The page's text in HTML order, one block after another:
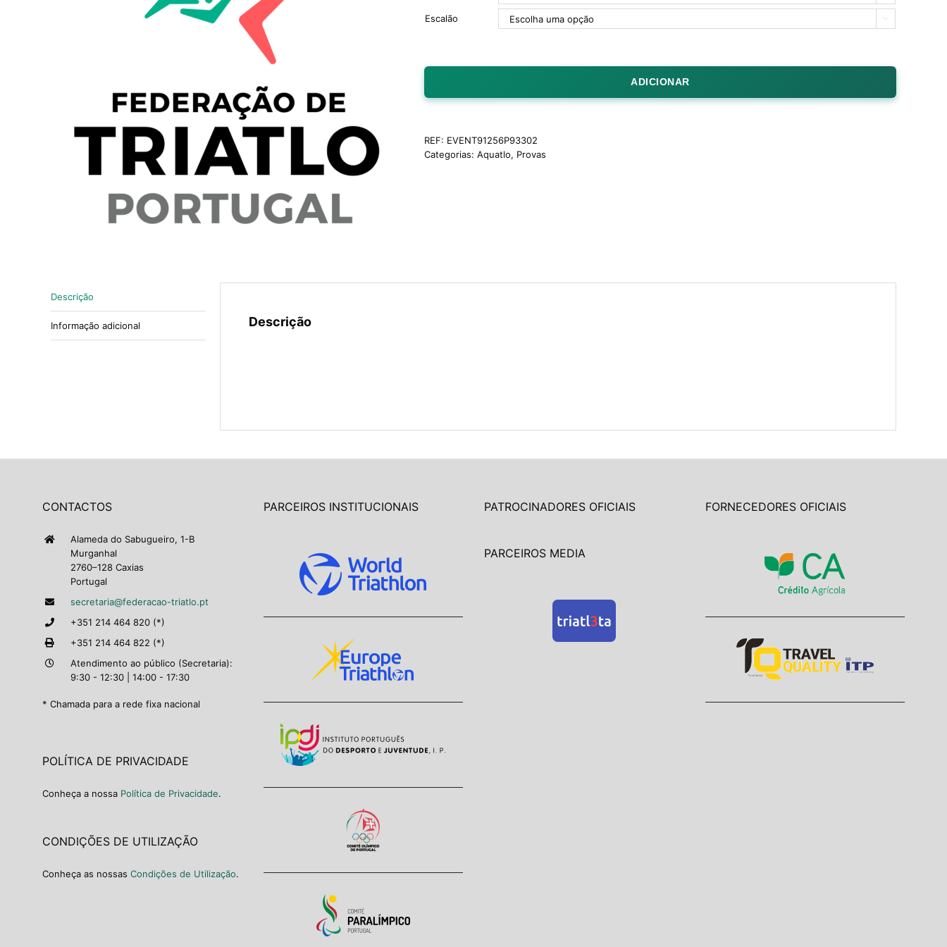
Escalão 
ADICIONAR
REF: EVENT91256P93302
Categorias: Aquatlo, Provas
Descrição
Informação adicional Descrição
CONTACTOS
Alameda do Sabugueiro, 1-B
Murganhal
2760–128 Caxias
Portugal
secretaria@federacao-triatlo.pt
+351 214 464 820 (*)
+351 214 464 822 (*)
Atendimento ao público (Secretaria):
9:30 - 12:30 | 14:00 - 17:30
* Chamada para a rede fixa nacional
POLÍTICA DE PRIVACIDADE
Conheça a nossa Política de Privacidade.
CONDIÇÕES DE UTILIZAÇÃO
Conheça as nossas Condições de Utilização.
PARCEIROS INSTITUCIONAIS PATROCINADORES OFICIAIS
PARCEIROS MEDIA
FORNECEDORES OFICIAIS